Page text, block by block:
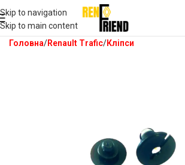
Skip to navigation
Skip to main content
Головна Renault Trafic Кліпси